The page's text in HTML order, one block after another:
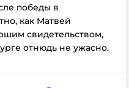
победы в
как Матвей
свидетельством,
отнюдь не ужасно.